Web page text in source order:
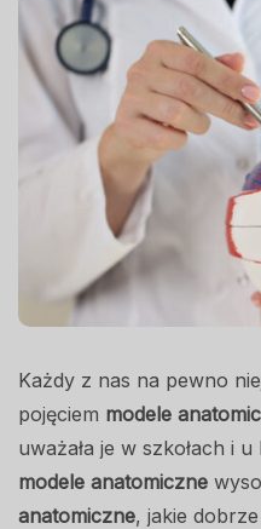
Każdy z nas na pewno
pojęciem modele
uważała je w szkołach i
modele anatomiczne
anatomiczne, jakie